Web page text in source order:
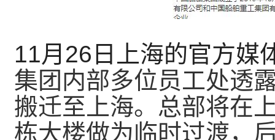
11月26日上海的官方媒
集团内部多位员工处透
搬迁至上海。总部将在
栋大楼做为临时过渡，